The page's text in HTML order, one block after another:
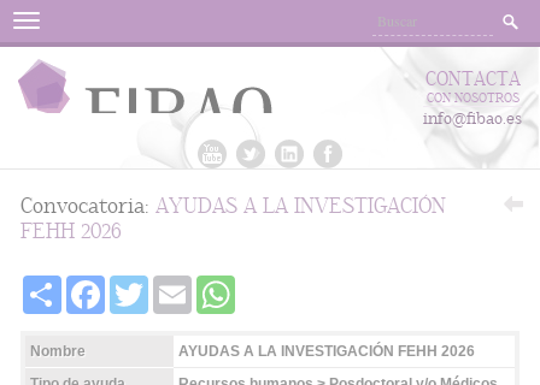
Menu
CONTACTA
CON NOSOTROS
info@fibao.es
Convocatoria: AYUDAS A LA INVESTIGACIÓN
FEHH 2026
Share FacebookTwitter Email
Nombre
AYUDAS A LA INVESTIGACIÓN FEHH 2026